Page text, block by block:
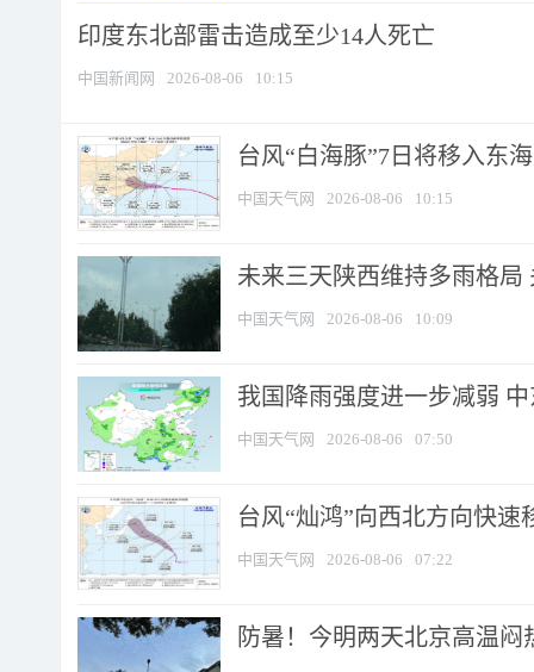
印度东北部雷击造成至少14人死亡
中国新闻网 2026-08-06 10:15
台风“白海豚”7日将移入东
中国天气网 2026-08-06 10:15
未来三天陕西维持多雨格局
中国天气网 2026-08-06 10:09
我国降雨强度进一步减弱
中国天气网 2026-08-06 07:50
台风“灿鸿”向西北方向快
中国天气网 2026-08-06 07:22
防暑！今明两天北京高温